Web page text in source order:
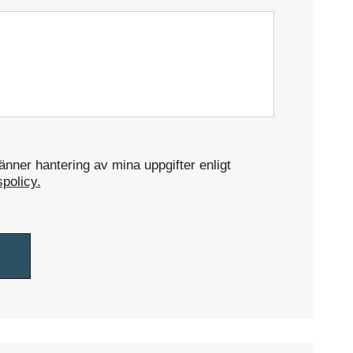
hantering av mina uppgifter enligt